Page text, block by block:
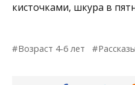
кисточками, шкура в
Возраст 4-6 лет